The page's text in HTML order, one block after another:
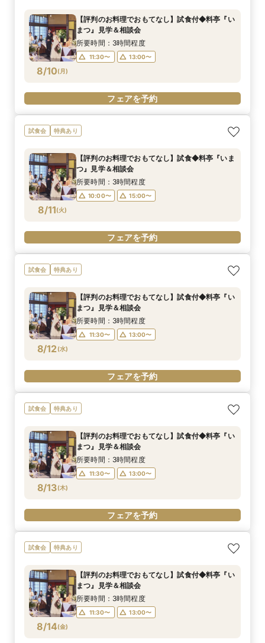
8/10(月)
【評判のお料理でおもてなし】試食付◆料亭『い
まつ』見学＆相談会
所要時間：3時間程度
11:30〜 13:00〜
フェアを予約
試食会 特典あり
8/11(火)
【評判のお料理でおもてなし】試食◆料亭『いま
つ』見学＆相談会
所要時間：3時間程度
10:00〜 15:00〜
フェアを予約
試食会 特典あり
8/12(水)
【評判のお料理でおもてなし】試食付◆料亭『い
まつ』見学＆相談会
所要時間：3時間程度
11:30〜 13:00〜
フェアを予約
試食会 特典あり
8/13(木)
【評判のお料理でおもてなし】試食付◆料亭『い
まつ』見学＆相談会
所要時間：3時間程度
11:30〜 13:00〜
フェアを予約
試食会 特典あり
8/14(金)
【評判のお料理でおもてなし】試食付◆料亭『い
まつ』見学＆相談会
所要時間：3時間程度
11:30〜 13:00〜